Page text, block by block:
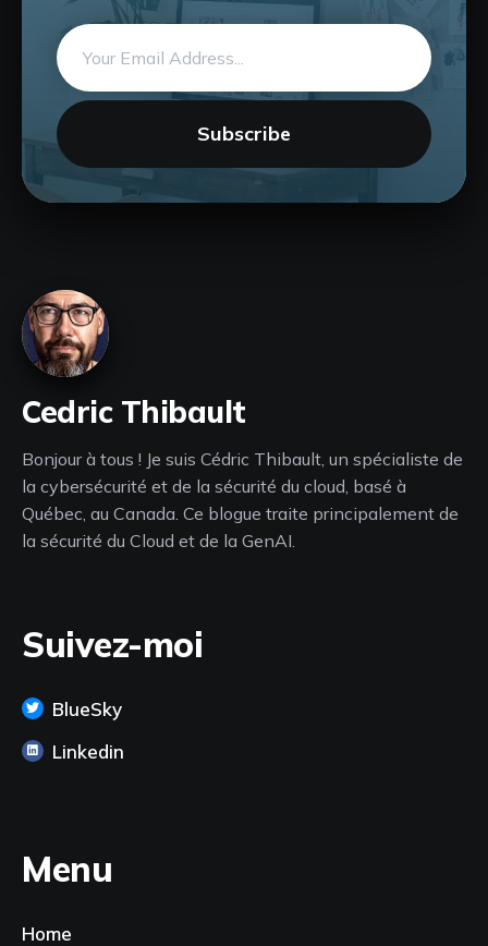
Email
address
Subscribe
Cedric Thibault
Bonjour à tous ! Je suis Cédric Thibault, un spécialiste de
la cybersécurité et de la sécurité du cloud, basé à
Québec, au Canada. Ce blogue traite principalement de
la sécurité du Cloud et de la GenAI.
Suivez-moi
BlueSky
Linkedin
Menu
Home